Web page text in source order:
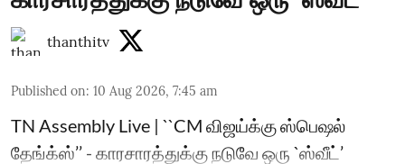
thanthitv
Published on: 10 Aug 2026, 7:45 am
TN Assembly Live | ``CM விஜய்க்கு ஸ்பெஷல்
தேங்க்ஸ்’’ - காரசாரத்துக்கு நடுவே ஒரு `ஸ்வீட்’